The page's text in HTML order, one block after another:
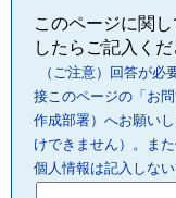
このページに関
したらご記入くだ
（ご注意）回答が必
接このページの「お
作成部署）へお願い
けできません）。ま
個人情報は記入しな